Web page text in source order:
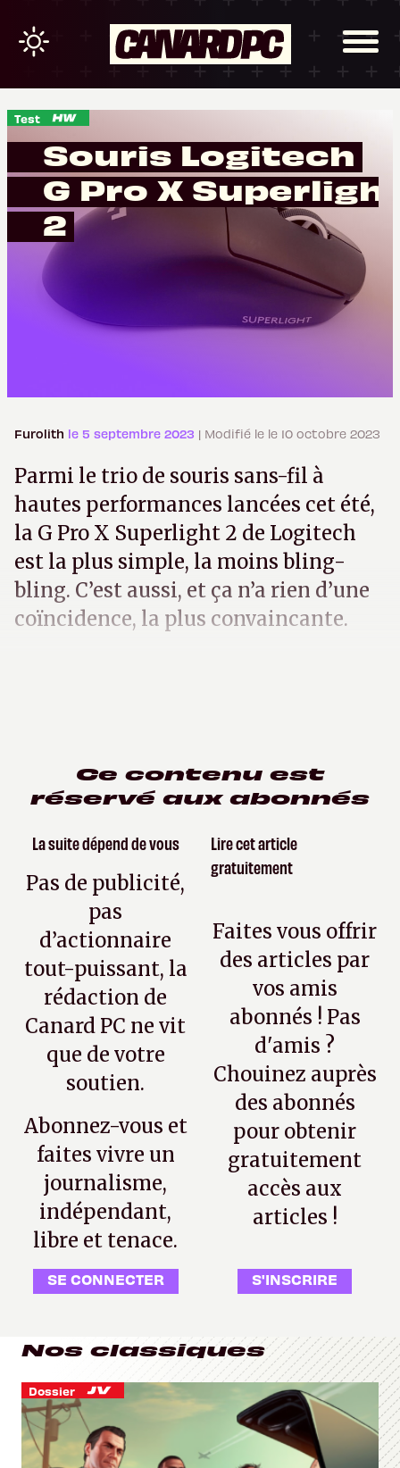
Test
Souris Logitech
G Pro X
2
Furolith le 5 septembre 2023 | Modifié le le 10 octobre 2023
Parmi le trio de souris sans-fil à
hautes performances lancées cet été,
la G Pro X Superlight 2 de Logitech
est la plus simple, la moins bling-
bling. C’est aussi, et ça n’a rien d’une
coïncidence, la plus convaincante.
Ce contenu est
réservé aux abonnés
La suite dépend de vous
Pas de publicité,
pas
d’actionnaire
tout-puissant, la
rédaction de
Canard PC ne vit
que de votre
soutien.
Abonnez-vous et
faites vivre un
journalisme,
indépendant,
libre et tenace.
SE CONNECTER
Lire cet article
gratuitement
Faites vous offrir
des articles par
vos amis
abonnés ! Pas
d'amis ?
Chouinez auprès
des abonnés
pour obtenir
gratuitement
accès aux
articles !
S'INSCRIRE
Nos classiques
Dossier